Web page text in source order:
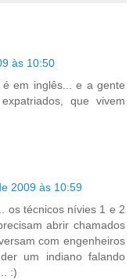
às 10:50
em inglês... e a gente
que vivem
2009 às 10:59
os técnicos nívies 1 e 2
abrir chamados
com engenheiros
um indiano falando
:)